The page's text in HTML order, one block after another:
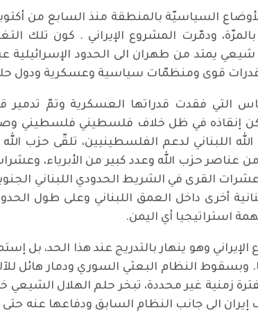
السياسيّة بالمنطقة منذ السابع من
ودمّرت المشروع الإيراني . كون تلك
شيعي يمتد من طهران الى الحدود
قدرات قوى ومنظمّات سياسية وعسكرية ودول
التي فقدت قدراتها العسكرية وتمّ تدمير
إنقاذه في ظل خلاف فلسطيني فلسطيني
اللبناني لدعم الفلسطينيين، تلقّى حزب
عناصر حزب الله وعدد كبير من الأبرياء،
القرى في الشريط الحدودي اللبناني
أخرى داخل العمق اللبناني وعلى طول
استراتيجيا أي اليمن.
وهو ينهار بالتدريج عند هذا الحد،
وبسقوط النظام البعثي السوري ودمار هائل
زمنية غير محددة، تبخر حلم الهلال
إيران الى جانب النظام السابق ودفاعها عنه